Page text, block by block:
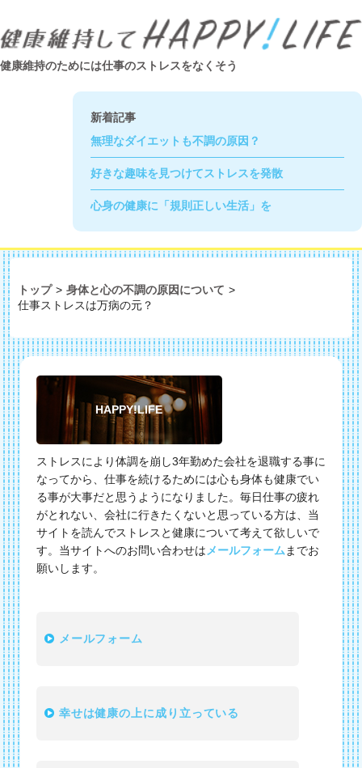
健康維持のためには仕事のストレスをなくそう
新着記事
無理なダイエットも不調の原因？
好きな趣味を見つけてストレスを発散
心身の健康に「規則正しい生活」を
トップ > 身体と心の不調の原因について >
仕事ストレスは万病の元？
HAPPY!LIFE
ストレスにより体調を崩し3年勤めた会社を退職する事に
なってから、仕事を続けるためには心も身体も健康でい
る事が大事だと思うようになりました。毎日仕事の疲れ
がとれない、会社に行きたくないと思っている方は、当
サイトを読んでストレスと健康について考えて欲しいで
す。当サイトへのお問い合わせは メールフォーム までお
願いします。
メールフォーム
幸せは健康の上に成り立っている